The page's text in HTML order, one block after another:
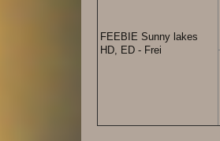
FEEBIE Sunny lakes
HD, ED - Frei